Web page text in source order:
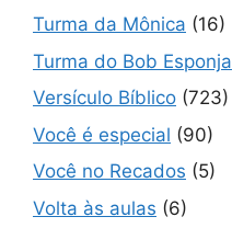
Turma da Mônica (16)
Turma do Bob Esponja
Versículo Bíblico (723)
Você é especial (90)
Você no Recados (5)
Volta às aulas (6)